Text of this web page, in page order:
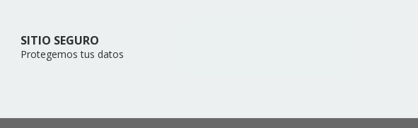
SITIO SEGURO
Protegemos tus datos